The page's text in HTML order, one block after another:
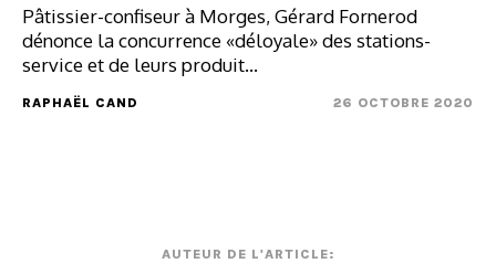
Pâtissier-confiseur à Morges, Gérard Fornerod
dénonce la concurrence «déloyale» des stations-
service et de leurs produit...
RAPHAËL CAND 26 OCTOBRE 2020
AUTEUR DE L'ARTICLE: